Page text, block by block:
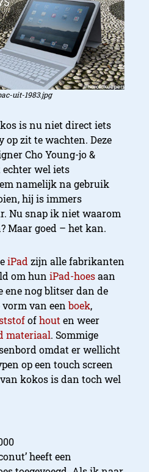
uit-1983.jpg
is nu niet direct iets
op zit te wachten. Deze
Cho Young-jo &
wel iets
namelijk na gebruik
hij is immers
Nu snap ik niet waarom
Maar goed – het kan.
iPad zijn alle fabrikanten
om hun iPad-hoesaan
ene nog blitser dan de
vorm van eenboek,
ofhout en weer
materiaal. Sommige
omdat er wellicht
op een touch screen
kokos is dan toch wel
heeft een